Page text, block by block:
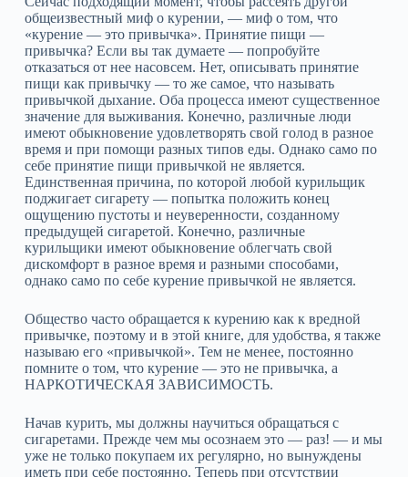
общеизвестный миф о курении, — миф о том, что
«курение — это привычка». Принятие пищи —
привычка? Если вы так думаете — попробуйте
отказаться от нее насовсем. Нет, описывать принятие
пищи как привычку — то же самое, что называть
привычкой дыхание. Оба процесса имеют существенное
значение для выживания. Конечно, различные люди
имеют обыкновение удовлетворять свой голод в разное
время и при помощи разных типов еды. Однако само по
себе принятие пищи привычкой не является.
Единственная причина, по которой любой курильщик
поджигает сигарету — попытка положить конец
ощущению пустоты и неуверенности, созданному
предыдущей сигаретой. Конечно, различные
курильщики имеют обыкновение облегчать свой
дискомфорт в разное время и разными способами,
однако само по себе курение привычкой не является.
Общество часто обращается к курению как к вредной
привычке, поэтому и в этой книге, для удобства, я также
называю его «привычкой». Тем не менее, постоянно
помните о том, что курение — это не привычка, а
НАРКОТИЧЕСКАЯ ЗАВИСИМОСТЬ.
Начав курить, мы должны научиться обращаться с
сигаретами. Прежде чем мы осознаем это — раз! — и мы
уже не только покупаем их регулярно, но вынуждены
иметь при себе постоянно. Теперь при отсутствии